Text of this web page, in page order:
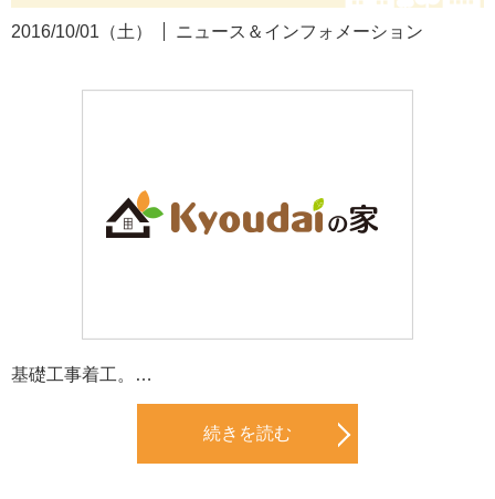
2016/10/01（土） ニュース＆インフォメーション
基礎工事着工。…
続きを読む